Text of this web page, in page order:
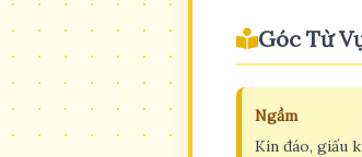
Góc Từ
Ngầm
Kín đáo, giấu